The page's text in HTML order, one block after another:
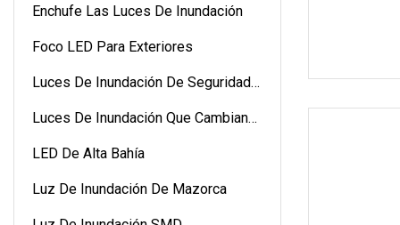
Enchufe Las Luces De Inundación
Foco LED Para Exteriores
Luces De Inundación De Seguridad
Luces De Inundación Que Cambian
LED De Alta Bahía
Luz De Inundación De Mazorca